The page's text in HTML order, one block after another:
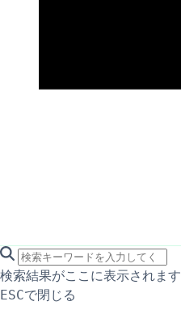
search icon
サイト内検索
検索結果がここに表示されます
ESCで閉じる